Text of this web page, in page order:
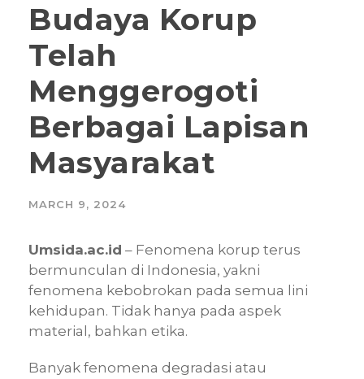
Budaya Korup
Telah
Menggerogoti
Berbagai Lapisan
Masyarakat
MARCH 9, 2024
Umsida.ac.id – Fenomena korup terus
bermunculan di Indonesia, yakni
fenomena kebobrokan pada semua lini
kehidupan. Tidak hanya pada aspek
material, bahkan etika.
Banyak fenomena degradasi atau